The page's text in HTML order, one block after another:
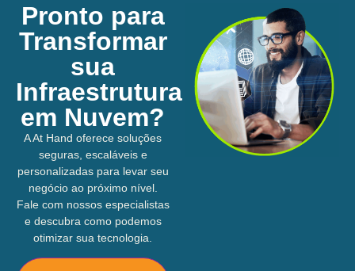
Pronto para
Transformar
sua
Infraestrutura
em Nuvem?
A At Hand oferece soluções
seguras, escaláveis e
personalizadas para levar seu
negócio ao próximo nível.
Fale com nossos especialistas
e descubra como podemos
otimizar sua tecnologia.